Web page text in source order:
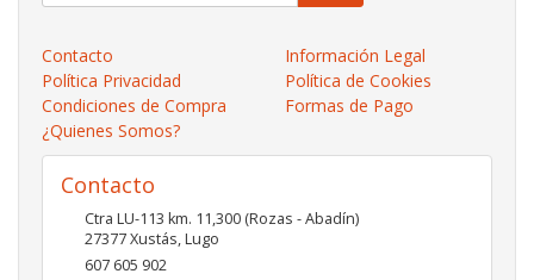
Contacto
Información Legal
Política Privacidad
Política de Cookies
Condiciones de Compra
Formas de Pago
¿Quienes Somos?
Contacto
Ctra LU-113 km. 11,300 (Rozas - Abadín)
27377Xustás,Lugo
607 605 902